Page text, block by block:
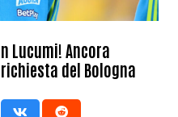
Lucumi! Ancora
del Bologna